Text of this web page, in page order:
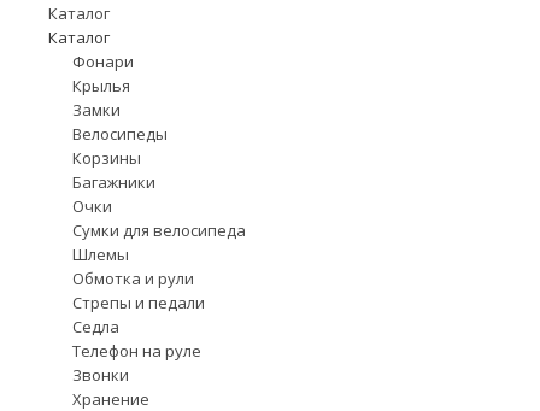
Каталог
Каталог
Фонари
Крылья
Замки
Велосипеды
Корзины
Багажники
Очки
Сумки для велосипеда
Шлемы
Обмотка и рули
Стрепы и педали
Седла
Телефон на руле
Звонки
Хранение